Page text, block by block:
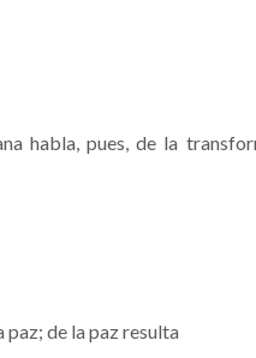
habla, pues, de la
paz; de la paz resulta